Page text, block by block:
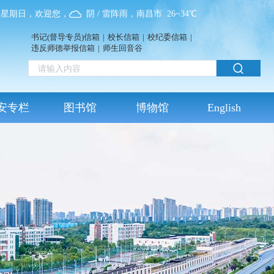
期日，欢迎您， 阴 / 雷阵雨，南昌市 26~34℃
书记(督导专员)信箱 | 校长信箱 | 校纪委信箱 |
违反师德举报信箱 | 师生回音谷
专栏 图书馆 博物馆 English